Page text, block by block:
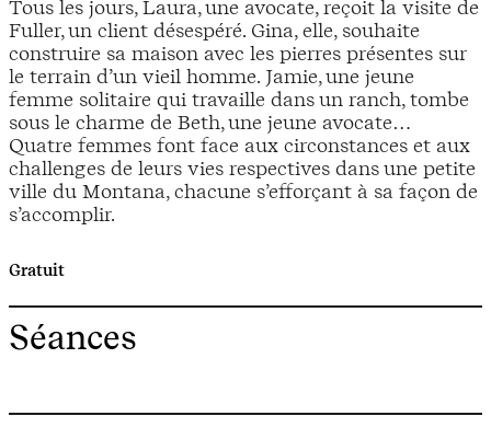
Gratuit
Tous les jours, Laura, une avocate, reçoit la visite de
Fuller, un client désespéré. Gina, elle, souhaite
construire sa maison avec les pierres présentes sur
le terrain d’un vieil homme. Jamie, une jeune
femme solitaire qui travaille dans un ranch, tombe
sous le charme de Beth, une jeune avocate…
Quatre femmes font face aux circonstances et aux
challenges de leurs vies respectives dans une petite
ville du Montana, chacune s’efforçant à sa façon de
s’accomplir.
Séances